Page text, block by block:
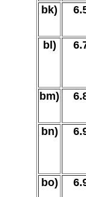
bk)
bl)
bm)
bn)
bo)